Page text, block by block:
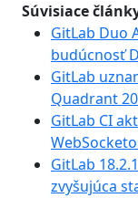
Súvisiace
GitLab Duo
budúcnosť
GitLab
Quadrant
GitLab CI
GitLab
zvyšujúca